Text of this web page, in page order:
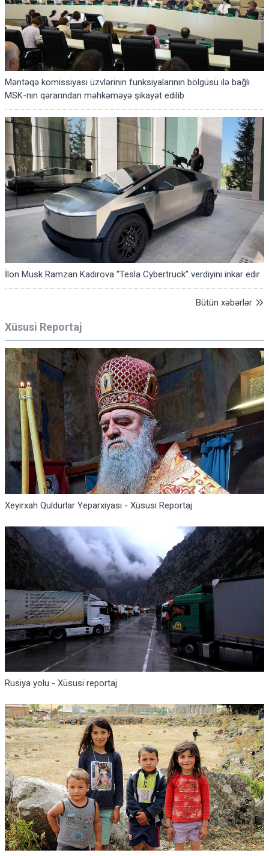
Məntəqə komissiyası üzvlərinin funksiyalarının bölgüsü ilə bağlı
MSK-nın qərarından məhkəməyə şikayət edilib
İlon Musk Ramzan Kadırova “Tesla Cybertruck” verdiyini inkar edir
Bütün xəbərlər
Xüsusi Reportaj
Xeyirxah Quldurlar Yeparxiyası - Xüsusi Reportaj
Rusiya yolu - Xüsusi reportaj